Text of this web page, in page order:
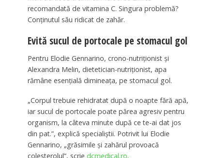
recomandată de vitamina C. Singura problemă?
Conținutul său ridicat de zahăr.
Evită sucul de portocale pe stomacul gol
Pentru Elodie Gennarino, crono-nutriționist și
Alexandra Melin, dietetician-nutriționist, apa
rămâne esențială dimineața, pe stomacul gol.
„Corpul trebuie rehidratat după o noapte fără apă,
iar sucul de portocale poate părea agresiv pentru
organism, la câteva minute după ce te-ai dat jos
din pat.”, explică specialiștii. Potrivit lui Elodie
Gennarino, „grăsimile și zahărul provoacă
colesterolul”, scrie dcmedical.ro.